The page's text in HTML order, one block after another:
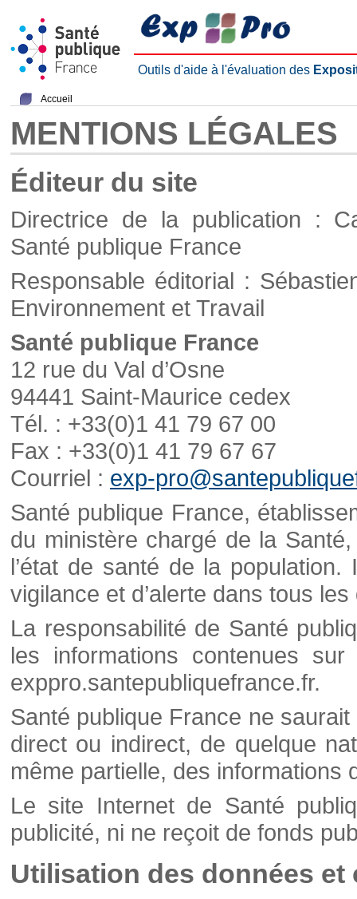
Outils d'aide à l'évaluation des
Accueil
MENTIONS LÉGALES
Éditeur du site
Directrice de la publication :
Santé publique France
Responsable éditorial :
Environnement et Travail
Santé publique France
12 rue du Val d’Osne
94441 Saint-Maurice cedex
Tél. : +33(0)1 41 79 67 00
Fax : +33(0)1 41 79 67 67
Courriel : exp-
Santé publique France,
du ministère chargé de la
l’état de santé de la
vigilance et d’alerte dans tous
La responsabilité de Santé
les informations contenues
exppro.santepubliquefrance.fr.
Santé publique France ne
direct ou indirect, de quelque
même partielle, des informations
Le site Internet de Santé
publicité, ni ne reçoit de fonds
Utilisation des données et